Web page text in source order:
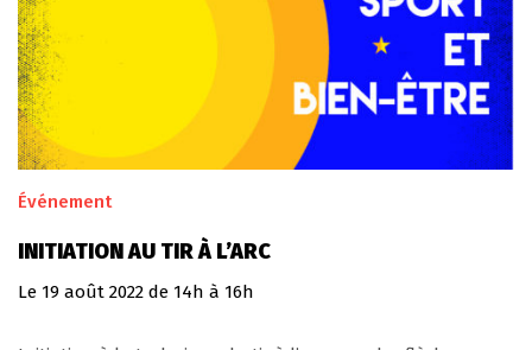
Événement
INITIATION AU TIR À L’ARC
Le 19 août 2022 de 14h à 16h